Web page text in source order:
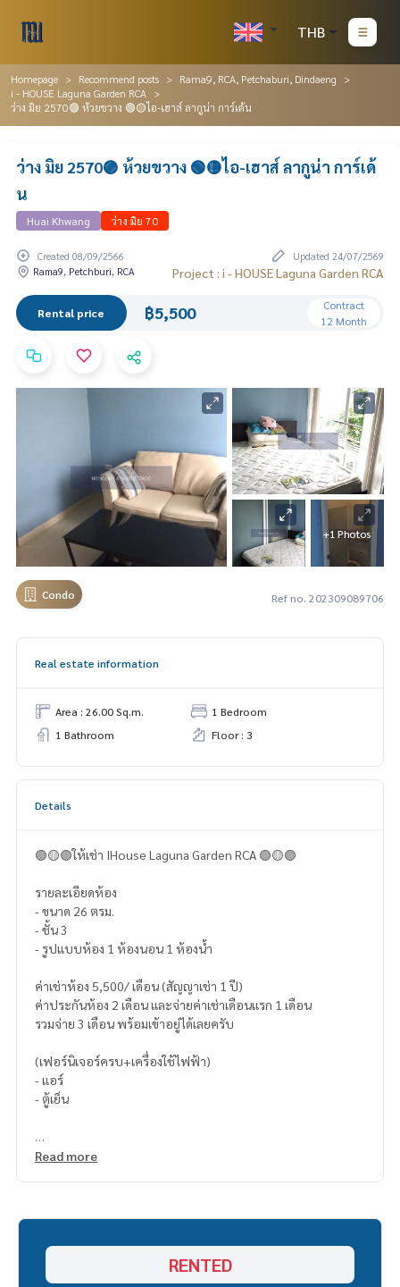
THB
Homepage Recommend posts
Rama9, RCA, Petchaburi, Dindaeng
i - HOUSE Laguna Garden RCA
ว่าง มิย 2570🟣 ห้วยขวาง 🟢🟡ไอ-เฮาส์ ลากูน่า การ์เด้น
ว่าง มิย 2570🟣 ห้วยขวาง 🟢🟡ไอ-เฮาส์ ลากูน่า การ์เด้
น
Huai Khwang ว่าง มิย 70
Created 08/09/2566
Updated 24/07/2569
Rama9, Petchburi, RCA
Project : i - HOUSE Laguna Garden RCA
Rental price ฿5,500
Contract
12 Month
+1 Photos
Condo Ref no. 202309089706
Real estate information
Area : 26.00 Sq.m.
1 Bedroom
1 Bathroom
Floor : 3
Details
🟢🟡🟣ให้เช่า IHouse Laguna Garden RCA 🟢🟡🟣
รายละเอียดห้อง
- ขนาด 26 ตรม.
- ชั้น 3
- รูปแบบห้อง 1 ห้องนอน 1 ห้องน้ำ
ค่าเช่าห้อง 5,500/ เดือน (สัญญาเช่า 1 ปี)
ค่าประกันห้อง 2 เดือน และจ่ายค่าเช่าเดือนแรก 1 เดือน
รวมจ่าย 3 เดือน พร้อมเข้าอยู่ได้เลยครับ
(เฟอร์นิเจอร์ครบ+เครื่องใช้ไฟฟ้า)
- แอร์
- ตู้เย็น
Read more
RENTED